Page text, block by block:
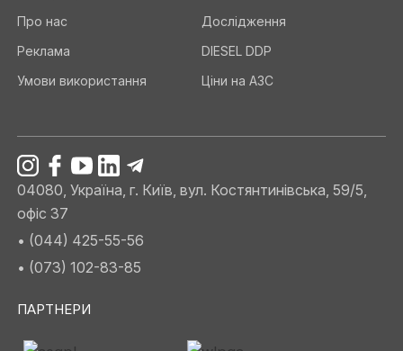
Про нас
Реклама
Умови використання
Дослідження
DIESEL DDP
Ціни на АЗС
04080, Україна, г. Київ, вул. Костянтинівська, 59/5,
офіс 37
• (044) 425-55-56
• (073) 102-83-85
ПАРТНЕРИ